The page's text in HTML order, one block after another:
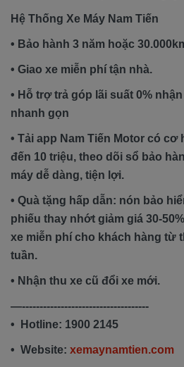
Hệ Thống Xe Máy Nam Tiến
• Bảo hành 3 năm hoặc
• Giao xe miễn phí tận nhà.
• Hỗ trợ trả góp lãi suất 0%
nhanh gọn
• Tải app Nam Tiến Motor có
đến 10 triệu, theo dõi sổ bảo
máy dễ dàng, tiện lợi.
• Quà tặng hấp dẫn: nón bảo
phiếu thay nhớt giảm giá 30-
xe miễn phí cho khách hàng từ
tuần.
• Nhận thu xe cũ đổi xe mới.
—------------------------------------
• Hotline: 1900 2145
• Website: xemaynamtien.com